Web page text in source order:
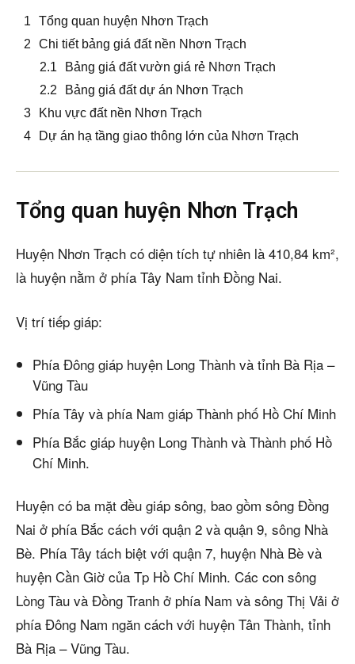
Tổng quan huyện Nhơn Trạch
Chi tiết bảng giá đất nền Nhơn Trạch
Bảng giá đất vườn giá rẻ Nhơn Trạch
Bảng giá đất dự án Nhơn Trạch
Khu vực đất nền Nhơn Trạch
Dự án hạ tầng giao thông lớn của Nhơn Trạch
Tổng quan huyện Nhơn Trạch
Huyện Nhơn Trạch có diện tích tự nhiên là 410,84 km²,
là huyện nằm ở phía Tây Nam tỉnh Đồng Nai.
Vị trí tiếp giáp:
Phía Đông giáp huyện Long Thành và tỉnh Bà Rịa –
Vũng Tàu
Phía Tây và phía Nam giáp Thành phố Hồ Chí Minh
Phía Bắc giáp huyện Long Thành và Thành phố Hồ
Chí Minh.
Huyện có ba mặt đều giáp sông, bao gồm sông Đồng
Nai ở phía Bắc cách với quận 2 và quận 9, sông Nhà
Bè. Phía Tây tách biệt với quận 7, huyện Nhà Bè và
huyện Cần Giờ của Tp Hồ Chí Minh. Các con sông
Lòng Tàu và Đồng Tranh ở phía Nam và sông Thị Vải ở
phía Đông Nam ngăn cách với huyện Tân Thành, tỉnh
Bà Rịa – Vũng Tàu.